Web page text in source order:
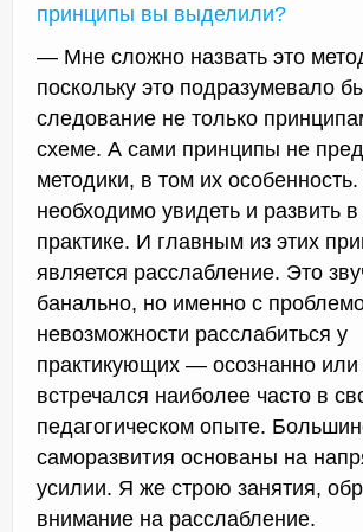
принципы вы выделили?
— Мне сложно назвать это
поскольку это подразумевало
следование не только
схеме. А сами принципы не
методики, в том их
необходимо увидеть и развить
практике. И главным из этих
является расслабление. Это
банально, но именно с
невозможности расслабиться у
практикующих — осознанно
встречался наиболее часто в
педагогическом опыте.
саморазвития основаны на
усилии. Я же строю занятия,
внимание на расслабление.